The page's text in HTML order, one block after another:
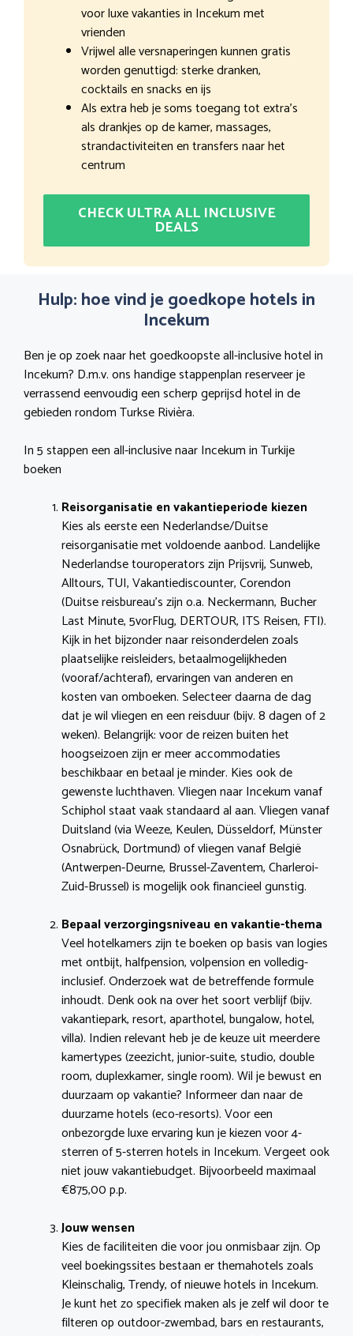
voor luxe vakanties in Incekum met
vrienden
Vrijwel alle versnaperingen kunnen gratis
worden genuttigd: sterke dranken,
cocktails en snacks en ijs
Als extra heb je soms toegang tot extra’s
als drankjes op de kamer, massages,
strandactiviteiten en transfers naar het
centrum
CHECK ULTRA ALL INCLUSIVE
DEALS
Hulp: hoe vind je goedkope hotels in
Incekum
Ben je op zoek naar het goedkoopste all-inclusive hotel in
Incekum? D.m.v. ons handige stappenplan reserveer je
verrassend eenvoudig een scherp geprijsd hotel in de
gebieden rondom Turkse Rivièra.
In 5 stappen een all-inclusive naar Incekum in Turkije
boeken
Reisorganisatie en vakantieperiode kiezen
Kies als eerste een Nederlandse/Duitse
reisorganisatie met voldoende aanbod. Landelijke
Nederlandse touroperators zijn Prijsvrij, Sunweb,
Alltours, TUI, Vakantiediscounter, Corendon
(Duitse reisbureau’s zijn o.a. Neckermann, Bucher
Last Minute, 5vorFlug, DERTOUR, ITS Reisen, FTI).
Kijk in het bijzonder naar reisonderdelen zoals
plaatselijke reisleiders, betaalmogelijkheden
(vooraf/achteraf), ervaringen van anderen en
kosten van omboeken. Selecteer daarna de dag
dat je wil vliegen en een reisduur (bijv. 8 dagen of 2
weken). Belangrijk: voor de reizen buiten het
hoogseizoen zijn er meer accommodaties
beschikbaar en betaal je minder. Kies ook de
gewenste luchthaven. Vliegen naar Incekum vanaf
Schiphol staat vaak standaard al aan. Vliegen vanaf
Duitsland (via Weeze, Keulen, Düsseldorf, Münster
Osnabrück, Dortmund) of vliegen vanaf België
(Antwerpen-Deurne, Brussel-Zaventem, Charleroi-
Zuid-Brussel) is mogelijk ook financieel gunstig.
Bepaal verzorgingsniveau en vakantie-thema
Veel hotelkamers zijn te boeken op basis van logies
met ontbijt, halfpension, volpension en volledig-
inclusief. Onderzoek wat de betreffende formule
inhoudt. Denk ook na over het soort verblijf (bijv.
vakantiepark, resort, aparthotel, bungalow, hotel,
villa). Indien relevant heb je de keuze uit meerdere
kamertypes (zeezicht, junior-suite, studio, double
room, duplexkamer, single room). Wil je bewust en
duurzaam op vakantie? Informeer dan naar de
duurzame hotels (eco-resorts). Voor een
onbezorgde luxe ervaring kun je kiezen voor 4-
sterren of 5-sterren hotels in Incekum. Vergeet ook
niet jouw vakantiebudget. Bijvoorbeeld maximaal
€875,00 p.p.
Jouw wensen
Kies de faciliteiten die voor jou onmisbaar zijn. Op
veel boekingssites bestaan er themahotels zoals
Kleinschalig, Trendy, of nieuwe hotels in Incekum.
Je kunt het zo specifiek maken als je zelf wil door te
filteren op outdoor-zwembad, bars en restaurants,